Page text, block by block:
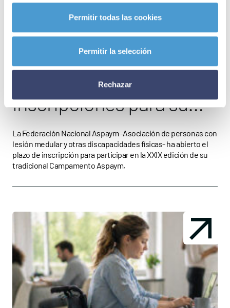
Permitir todas las cookies
Permitir la selección
Rechazar
ASOCIACIONES DE PACIENTES
4 DE JUNIO 2026
Aspaym abre las
inscripciones para su
campamento inclusivo
de verano
La Federación Nacional Aspaym -Asociación de personas con
lesión medular y otras discapacidades físicas- ha abierto el
plazo de inscripción para participar en la XXIX edición de su
tradicional Campamento Aspaym,